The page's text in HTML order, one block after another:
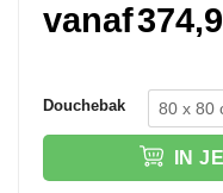
vanaf
Douchebak 80 x 80
IN